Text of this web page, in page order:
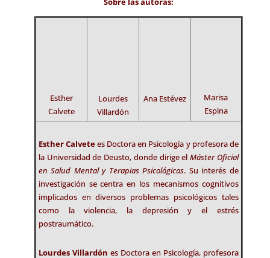
Esther
Calvete
Ana Estévez
Marisa
Espina
Esther Calvetees Doctora en Psicología y profesora de
la Universidad de Deusto, donde dirige elMáster Oficial
en Salud Mental y Terapias Psicológicas. Su interés de
investigación se centra en los mecanismos cognitivos
implicados en diversos problemas psicológicos tales
como la violencia, la depresión y el estrés
postraumático.
Lourdes Villardón es Doctora en Psicología, profesora